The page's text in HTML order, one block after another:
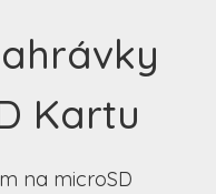
Kartu
na microSD